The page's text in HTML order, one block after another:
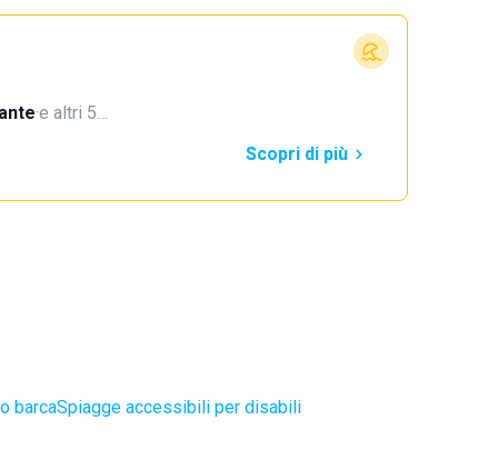
·e altri 5…
Scopri di più
barcaSpiagge accessibili per disabili